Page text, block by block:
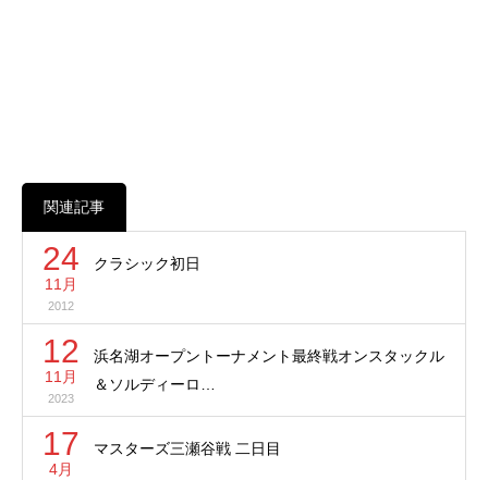
関連記事
24
11月
2012
クラシック初日
12
11月
2023
浜名湖オープントーナメント最終戦オンスタックル
＆ソルディーロ…
17
4月
マスターズ三瀬谷戦 二日目